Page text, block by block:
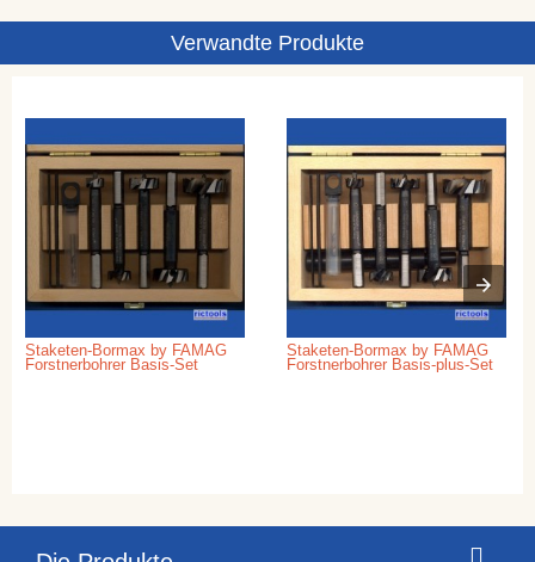
Verwandte Produkte
Staketen-Bormax by FAMAG
Forstnerbohrer Basis-Set
Staketen-Bormax by FAMAG
Forstnerbohrer Basis-plus-Set